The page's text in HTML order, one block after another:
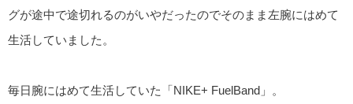
グが途中で途切れるのがいやだったのでそのまま左腕にはめて
生活していました。
毎日腕にはめて生活していた「NIKE+ FuelBand」。